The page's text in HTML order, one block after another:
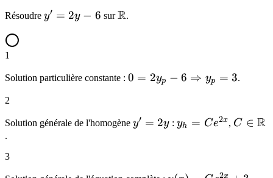
Résoudre y'
y′ = 2y − 6 sur\mathbb{R}
R.
1
Solution particulière constante : 0 = 2y_p - 6
0 = 2yp − 6 ⇒ yp = 3.
2
Solution générale de l'homogène y'
y′ = 2y :y_h =
yh = Ce2x, C \in
C ∈ R
.
3
2x